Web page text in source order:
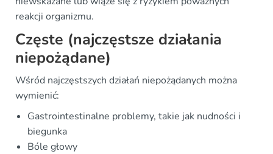
reakcji organizmu.
Częste (najczęstsze działania
niepożądane)
Wśród najczęstszych działań niepożądanych można
wymienić:
Gastrointestinalne problemy, takie jak nudności i
biegunka
Bóle głowy